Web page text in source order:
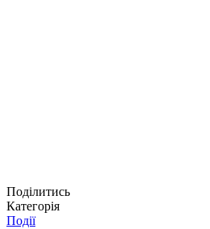
Поділитись
Категорія
Події